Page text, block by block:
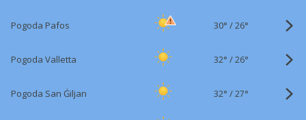
Pogoda Pafos 30° /26°
Pogoda Valletta 32° /26°
Pogoda San Ġiljan 32° /27°